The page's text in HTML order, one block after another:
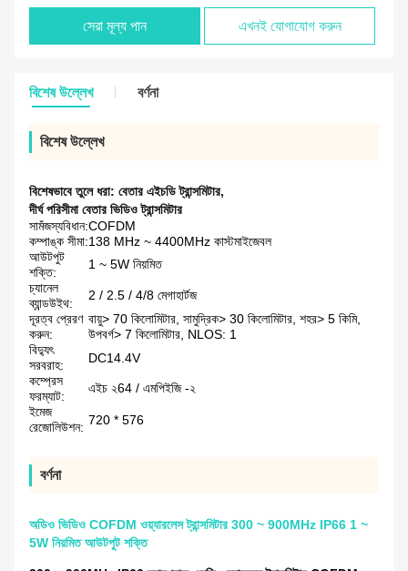
সেরা মূল্য পান এখনই যোগাযোগ করুন
বিশেষ উল্লেখ বর্ণনা
বিশেষ উল্লেখ
বিশেষভাবে তুলে ধরা: বেতার এইচডি ট্রান্সমিটার,
দীর্ঘ পরিসীমা বেতার ভিডিও ট্রান্সমিটার
সামঁজস্যবিধান:COFDM
কম্পাঙ্ক সীমা:138 MHz ~ 4400MHz কাস্টমাইজেবল
আউটপুট
শক্তি:
1 ~ 5W নিয়মিত
চ্যানেল
ব্যান্ডউইথ:
2 / 2.5 / 4/8 মেগাহার্টজ
দূরত্ব প্রেরণ
করুন:
বায়ু> 70 কিলোমিটার, সামুদ্রিক> 30 কিলোমিটার, শহর> 5 কিমি,
উপবর্গ> 7 কিলোমিটার, NLOS: 1
বিদ্যুৎ
সরবরাহ:
DC14.4V
কম্প্রেস
ফরম্যাট:
এইচ ২64 / এমপিইজি -২
ইমেজ
রেজোলিউশন: 720 * 576
বর্ণনা
অডিও ভিডিও COFDM ওয়্যারলেস ট্রান্সমিটার 300 ~ 900MHz IP66 1 ~
5W নিয়মিত আউটপুট শক্তি